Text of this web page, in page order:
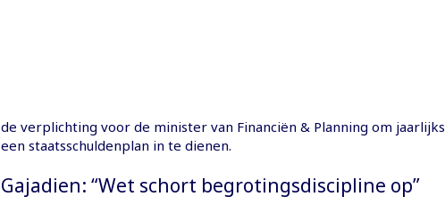
de verplichting voor de minister van Financiën & Planning om jaarlijks
een staatsschuldenplan in te dienen.
Gajadien: “Wet schort begrotingsdiscipline op”